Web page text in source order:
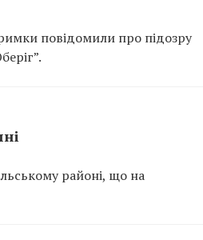
повідомили про підозру
районі, що на